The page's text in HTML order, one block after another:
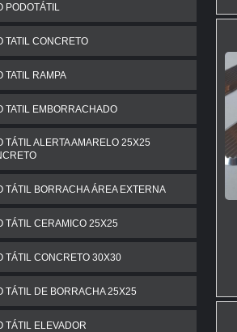
PODOTÁTIL
TATIL CONCRETO
TATIL RAMPA
TATIL EMBORRACHADO
TÁTIL ALERTA AMARELO 25X25
TÁTIL BORRACHA ÁREA EXTERNA
TÁTIL CERAMICO 25X25
TÁTIL CONCRETO 30X30
TÁTIL DE BORRACHA 25X25
TÁTIL ELEVADOR